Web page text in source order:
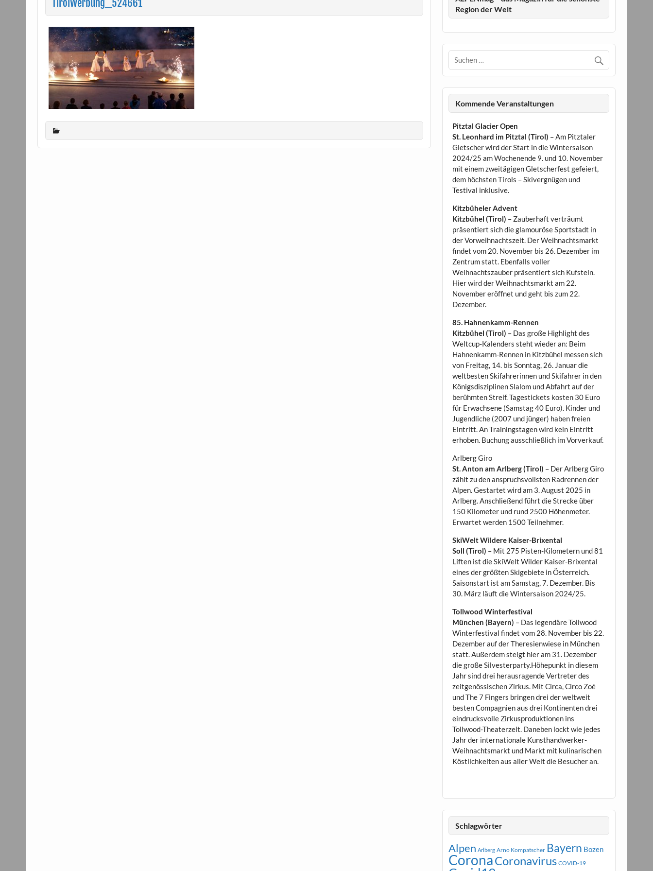
TirolWerbung_524661
Region der Welt
Kommende Veranstaltungen
Pitztal Glacier Open
St. Leonhard im Pitztal (Tirol) – Am Pitztaler
Gletscher wird der Start in die Wintersaison
2024/25 am Wochenende 9. und 10. November
mit einem zweitägigen Gletscherfest gefeiert,
dem höchsten Tirols – Skivergnügen und
Testival inklusive.
Kitzbüheler Advent
Kitzbühel (Tirol) – Zauberhaft verträumt
präsentiert sich die glamouröse Sportstadt in
der Vorweihnachtszeit. Der Weihnachtsmarkt
findet vom 20. November bis 26. Dezember im
Zentrum statt. Ebenfalls voller
Weihnachtszauber präsentiert sich Kufstein.
Hier wird der Weihnachtsmarkt am 22.
November eröffnet und geht bis zum 22.
Dezember.
85. Hahnenkamm-Rennen
Kitzbühel (Tirol) – Das große Highlight des
Weltcup-Kalenders steht wieder an: Beim
Hahnenkamm-Rennen in Kitzbühel messen sich
von Freitag, 14. bis Sonntag, 26. Januar die
weltbesten Skifahrerinnen und Skifahrer in den
Königsdisziplinen Slalom und Abfahrt auf der
berühmten Streif. Tagestickets kosten 30 Euro
für Erwachsene (Samstag 40 Euro). Kinder und
Jugendliche (2007 und jünger) haben freien
Eintritt. An Trainingstagen wird kein Eintritt
erhoben. Buchung ausschließlich im Vorverkauf.
Arlberg Giro
St. Anton am Arlberg (Tirol) – Der Arlberg Giro
zählt zu den anspruchsvollsten Radrennen der
Alpen. Gestartet wird am 3. August 2025 in
Arlberg. Anschließend führt die Strecke über
150 Kilometer und rund 2500 Höhenmeter.
Erwartet werden 1500 Teilnehmer.
SkiWelt Wildere Kaiser-Brixental
Soll (Tirol) – Mit 275 Pisten-Kilometern und 81
Liften ist die SkiWelt Wilder Kaiser-Brixental
eines der größten Skigebiete in Österreich.
Saisonstart ist am Samstag, 7. Dezember. Bis
30. März läuft die Wintersaison 2024/25.
Tollwood Winterfestival
München (Bayern) – Das legendäre Tollwood
Winterfestival findet vom 28. November bis 22.
Dezember auf der Theresienwiese in München
statt. Außerdem steigt hier am 31. Dezember
die große Silvesterparty.Höhepunkt in diesem
Jahr sind drei herausragende Vertreter des
zeitgenössischen Zirkus. Mit Circa, Circo Zoé
und The 7 Fingers bringen drei der weltweit
besten Compagnien aus drei Kontinenten drei
eindrucksvolle Zirkusproduktionen ins
Tollwood-Theaterzelt. Daneben lockt wie jedes
Jahr der internationale Kunsthandwerker-
Weihnachtsmarkt und Markt mit kulinarischen
Köstlichkeiten aus aller Welt die Besucher an.
Schlagwörter
Alpen Arlberg Arno Kompatscher Bayern Bozen
CoronaCoronavirus COVID-19